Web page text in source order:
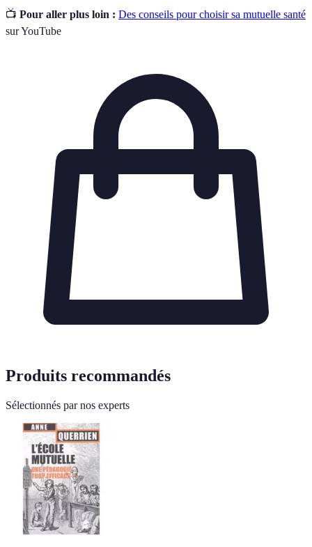
📺 Pour aller plus loin : Des conseils pour choisir sa mutuelle santé
sur YouTube
Produits recommandés
Sélectionnés par nos experts